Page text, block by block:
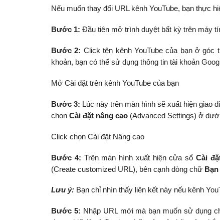
Nếu muốn thay đổi URL kênh YouTube, bạn thực
Bước 1: Đầu tiên mở trình duyệt bất kỳ trên máy
Bước 2: Click tên kênh YouTube của bạn ở
khoản, bạn có thể sử dụng thông tin tài khoản
Mở Cài đặt trên kênh YouTube của bạn
Bước 3: Lúc này trên màn hình sẽ xuất hiện giao
chọn Cài đặt nâng cao (Advanced Settings) ở
Click chọn Cài đặt Nâng cao
Bước 4: Trên màn hình xuất hiện cửa sổ Cài
(Create customized URL), bên cạnh dòng chữ
Lưu ý: Bạn chỉ nhìn thấy liên kết này nếu kênh
Bước 5: Nhập URL mới mà bạn muốn sử dụng